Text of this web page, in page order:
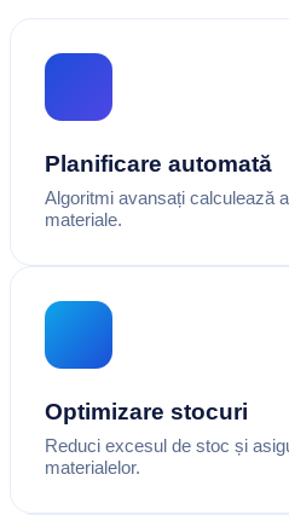
Planificare automată
Algoritmi avansați calculează
materiale.
Optimizare stocuri
Reduci excesul de stoc și
materialelor.